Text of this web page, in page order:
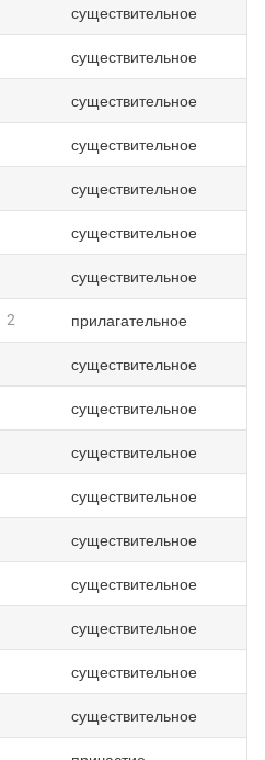
существительное
существительное
существительное
существительное
существительное
существительное
существительное
2 прилагательное
существительное
существительное
существительное
существительное
существительное
существительное
существительное
существительное
существительное